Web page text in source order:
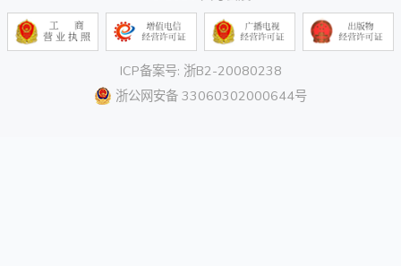
ICP备案号: 浙B2-20080238
浙公网安备 33060302000644号